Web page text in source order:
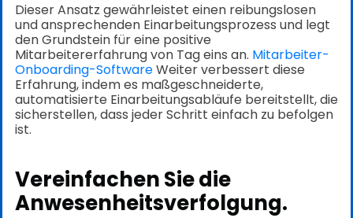
Dieser Ansatz gewährleistet einen reibungslosen
und ansprechenden Einarbeitungsprozess und legt
den Grundstein für eine positive
Mitarbeitererfahrung von Tag eins an. Mitarbeiter-
Onboarding-SoftwareWeiter verbessert diese
Erfahrung, indem es maßgeschneiderte,
automatisierte Einarbeitungsabläufe bereitstellt, die
sicherstellen, dass jeder Schritt einfach zu befolgen
ist.
Vereinfachen Sie die
Anwesenheitsverfolgung.